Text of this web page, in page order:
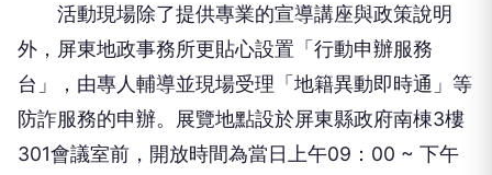
活動現場除了提供專業的宣導講座與政策說明
外，屏東地政事務所更貼心設置「行動申辦服務
台」，由專人輔導並現場受理「地籍異動即時通」等
防詐服務的申辦。展覽地點設於屏東縣政府南棟3樓
301會議室前，開放時間為當日上午09：00 ~ 下午